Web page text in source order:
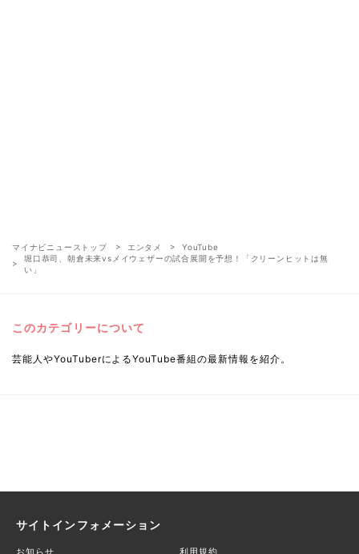
マイナビニューストップ エンタメ
YouTube
堀口恭司、朝倉未来vsメイウェザーの試合展開を予想！「クリーンヒットは無
い」
このカテゴリーについて
芸能人やYouTuberによるYouTube番組の最新情報を紹介。
サイトインフォメーション
お知らせ 利用規約